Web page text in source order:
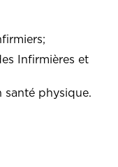
Infirmières et
santé physique.